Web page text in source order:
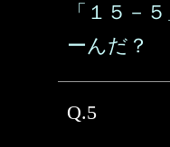
「１５－
ーんだ？
Q.5